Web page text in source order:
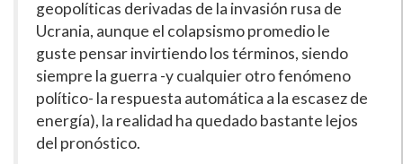
geopolíticas derivadas de la invasión rusa de
Ucrania, aunque el colapsismo promedio le
guste pensar invirtiendo los términos, siendo
siempre la guerra -y cualquier otro fenómeno
político- la respuesta automática a la escasez de
energía), la realidad ha quedado bastante lejos
del pronóstico.